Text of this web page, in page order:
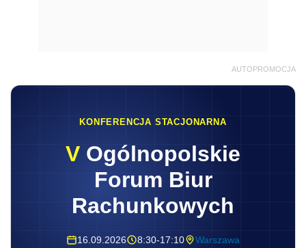
AUTOPROMOCJA
KONFERENCJA STACJONARNA
V Ogólnopolskie
Forum Biur
Rachunkowych
16.09.2026 8:30-17:10 Warszawa